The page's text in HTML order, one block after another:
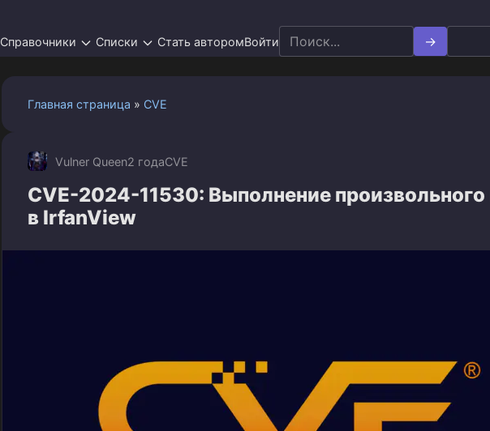
Справочники Списки Стать авторомВойти
Search
for:
Главная страница » CVE
Vulner Queen2 годаCVE
CVE-2024-11530: Выполнение произвольного
в IrfanView